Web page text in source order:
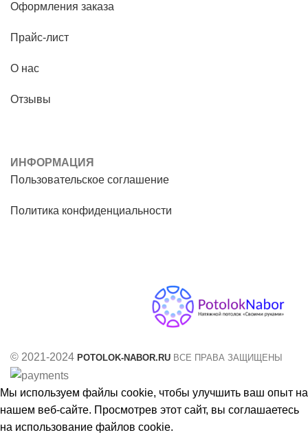
Оформления заказа
Прайс-лист
О нас
Отзывы
ИНФОРМАЦИЯ
Пользовательское соглашение
Политика конфиденциальности
© 2021-2024 POTOLOK-NABOR.RU ВСЕ ПРАВА ЗАЩИЩЕНЫ
Мы используем файлы cookie, чтобы улучшить ваш опыт на
нашем веб-сайте. Просмотрев этот сайт, вы соглашаетесь
на использование файлов cookie.